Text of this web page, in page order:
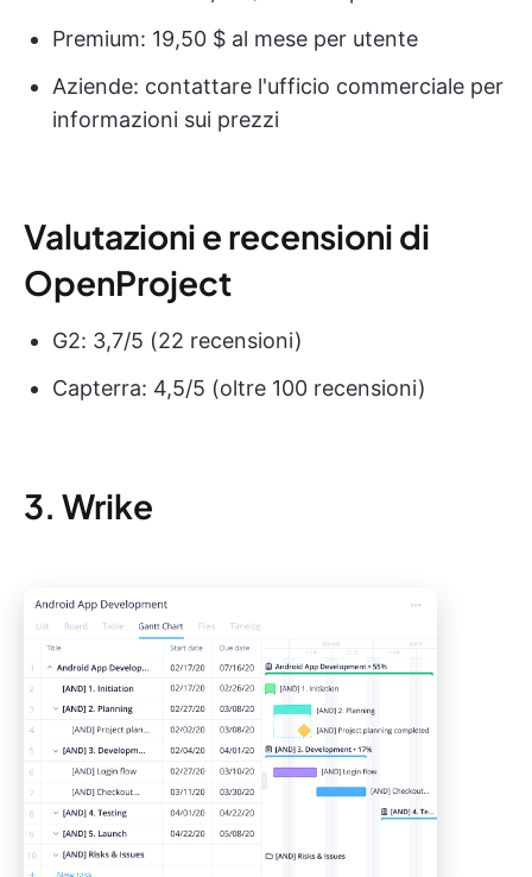
Premium: 19,50 $ al mese per utente
Aziende: contattare l'ufficio commerciale per
informazioni sui prezzi
Valutazioni e recensioni di
OpenProject
G2: 3,7/5 (22 recensioni)
Capterra: 4,5/5 (oltre 100 recensioni)
3. Wrike